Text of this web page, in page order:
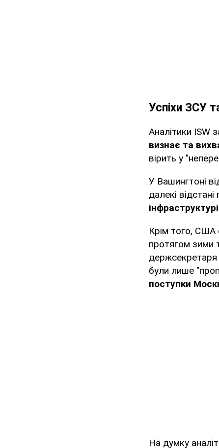
Успіхи ЗСУ
Аналітики ISW
визнає та
вірить у
У Вашингтоні
далекі
Крім того, США
протягом зими
держсекретаря
були лише
поступки
На думку